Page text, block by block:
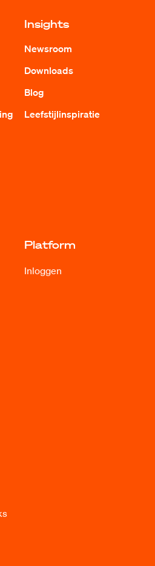
Insights
Newsroom
Downloads
Blog
Leefstijlinspiratie
Platform
Inloggen